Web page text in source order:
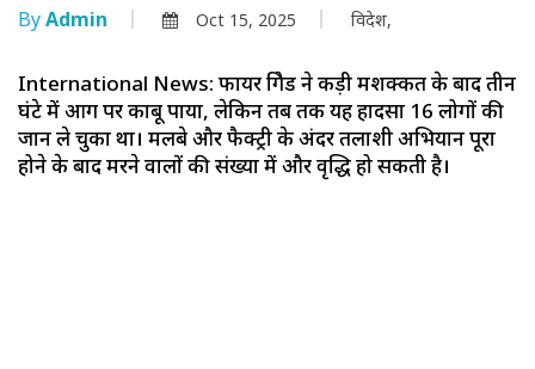
ByAdmin Oct 15, 2025 विदेश,
International News: फायर ब्रिगेड ने कड़ी मशक्कत के बाद तीन
घंटे में आग पर काबू पाया, लेकिन तब तक यह हादसा 16 लोगों की
जान ले चुका था। मलबे और फैक्ट्री के अंदर तलाशी अभियान पूरा
होने के बाद मरने वालों की संख्या में और वृद्धि हो सकती है।